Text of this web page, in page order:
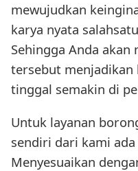
mewujudkan
karya nyata
Sehingga Anda akan
tersebut menjadikan
tinggal semakin di
Untuk layanan
sendiri dari kami
Menyesuaikan